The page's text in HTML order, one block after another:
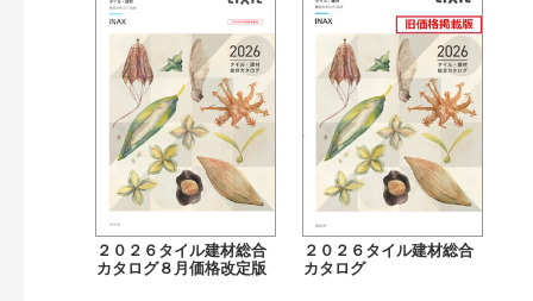
目次も検索 検 索
おすすめハッシュタグ
まずはここから（4） カタログ一覧＆使い方（1）
カテゴリー
窓・シャッター（102）
玄関ドア・引戸（39）
インテリア建材（48）
エクステリア（123）
タイル建材（36）
水まわり（6）
キッチン（37）
浴室（47）
２０２６タイル建材総合
カタログ８月価格改定版
２０２６タイル建材総合
カタログ